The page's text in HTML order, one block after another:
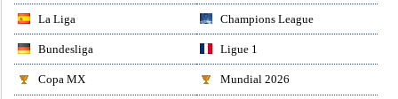
La Liga Champions League
Bundesliga Ligue 1
Copa MX Mundial 2026